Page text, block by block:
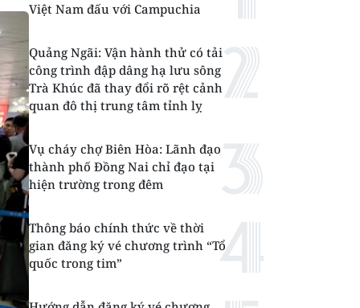
Việt Nam đấu với Campuchia
Quảng Ngãi: Vận hành thử có tải
công trình đập dâng hạ lưu sông
Trà Khúc đã thay đổi rõ rệt cảnh
quan đô thị trung tâm tỉnh lỵ
Vụ cháy chợ Biên Hòa: Lãnh đạo
thành phố Đồng Nai chỉ đạo tại
hiện trường trong đêm
Thông báo chính thức về thời
gian đăng ký vé chương trình “Tổ
quốc trong tim”